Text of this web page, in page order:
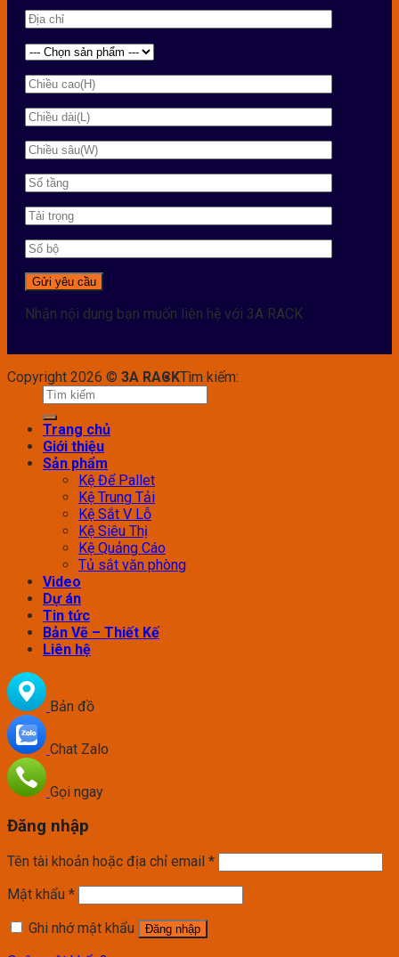
Nhận nội dung bạn muốn liên hệ với 3A RACK
Copyright 2026 © 3A RACKTìm kiếm:
Trang chủ
Giới thiệu
Sản phẩm
Kệ Để Pallet
Kệ Trung Tải
Kệ Sắt V Lỗ
Kệ Siêu Thị
Kệ Quảng Cáo
Tủ sắt văn phòng
Video
Dự án
Tin tức
Bản Vẽ – Thiết Kế
Liên hệ
Bản đồ
Chat Zalo
Gọi ngay
Đăng nhập
Tên tài khoản hoặc địa chỉ email *
Mật khẩu *
Ghi nhớ mật khẩu
Đăng nhập